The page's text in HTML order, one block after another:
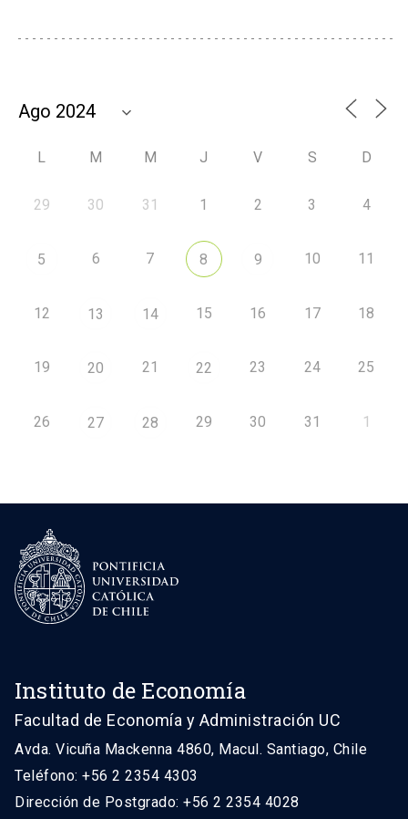
L M M J V S D
29 30 31 1 2 3 4
5 6 7 8 9 10 11
12 13 14 15 16 17 18
19 20 21 22 23 24 25
26 27 28 29 30 31 1
Instituto de Economía
Facultad de Economía y Administración UC
Avda. Vicuña Mackenna 4860, Macul. Santiago, Chile
Teléfono: +56 2 2354 4303
Dirección de Postgrado: +56 2 2354 4028